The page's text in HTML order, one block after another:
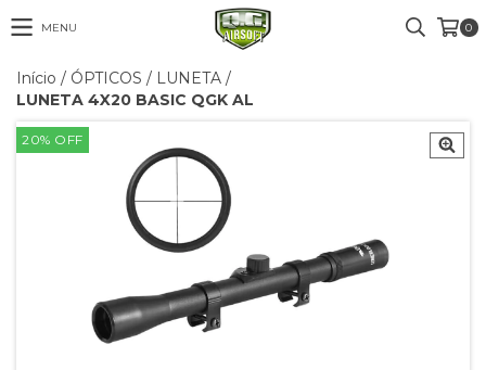
MENU 0
Início / ÓPTICOS / LUNETA /
LUNETA 4X20 BASIC QGK AL
20% OFF